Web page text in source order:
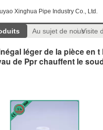
Xinghua Pipe Industry Co., Ltd.
Au sujet de nousVisite
léger de la pièce en t
de Ppr chauffent le